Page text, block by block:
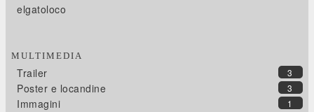
elgatoloco
MULTIMEDIA
3
Trailer
3
Poster e locandine
1
Immagini